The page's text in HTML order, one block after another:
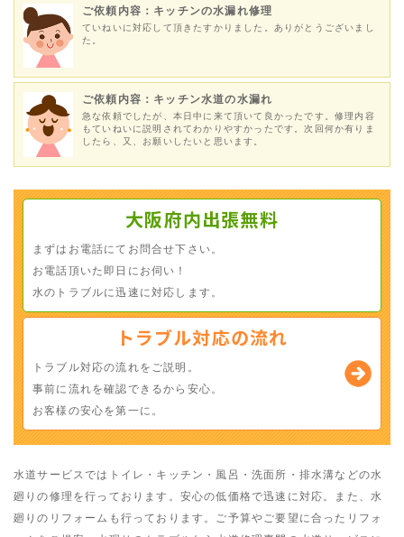
ご依頼内容：キッチンの水漏れ修理
ていねいに対応して頂きたすかりました。ありがとうございまし
た。
ご依頼内容：キッチン水道の水漏れ
急な依頼でしたが、本日中に来て頂いて良かったです。修理内容
もていねいに説明されてわかりやすかったです。次回何か有りま
したら、又、お願いしたいと思います。
大阪府内出張無料
まずはお電話にてお問合せ下さい。
お電話頂いた即日にお伺い！
水のトラブルに迅速に対応します。
トラブル対応の流れ
トラブル対応の流れをご説明。
事前に流れを確認できるから安心。
お客様の安心を第一に。
水道サービスではトイレ・キッチン・風呂・洗面所・排水溝などの水
廻りの修理を行っております。安心の低価格で迅速に対応。また、水
廻りのリフォームも行っております。ご予算やご要望に合ったリフォ